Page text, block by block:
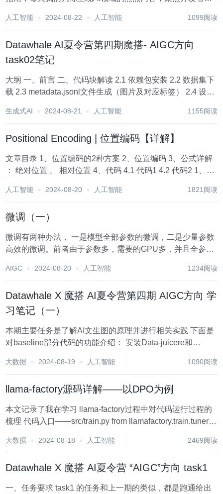
了解：https://top.aibase.com/ 1、Midjourney全面开放网...
人工智能 2024-08-22 人工智能 1099阅读
Datawhale AI夏令营第四期魔搭- AIGC方向
task02笔记
大纲 一、前言 二、代码块解读 2.1 依赖包安装 2.2 数据集下
载 2.3 metadata.jsonl文件生成（图片及对应标签） 2.4 设置
result....
生成式AI 2024-08-21 人工智能 1155阅读
Positional Encoding | 位置编码【详解】
文章目录 1、位置编码的2种方案 2、位置编码 3、公式详解
： 绝对位置 、 相对位置 4、代码 4.1 代码1 4.2 代码2 1、位
码和可学习的位置...
人工智能 2024-08-20 人工智能 1821阅读
微调（一）
微调有两种办法， 一是模型全部参数的微调，二是少量参数
高效的微调。前者由于参数多，需要的GPU多，并且全参数
GPU少，还可能达到不错的效果，成为大家研究的重点，取
AIGC 2024-08-20 人工智能 1234阅读
Datawhale X 魔搭 AI夏令营第四期 AIGC方向 学
习笔记（一）
本期主要任务是了解AI文生图的原理并进行相关实践 下面是
对baseline部分代码的功能介绍： 安装Data-juicere和
!pip...
大数据 2024-08-19 人工智能 1090阅读
llama-factory源码详解——以DPO为例
本文记录了我在学习 llama-factory过程中对代码运行过程的
梳理 代码入口——src/train.py from llamafactory.train.tuner
大数据 2024-08-18 人工智能 2469阅读
Datawhale X 魔搭 AI夏令营 “AIGC”方向 task1
一、任务要求 task1 的任务和上一期的类似，都是跑通给出